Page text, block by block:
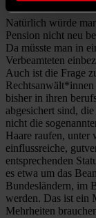
Natürlich würde
Pension nicht neu
Da müsste man in
Verbeamteten
Auch ist die Frage
bisher in ihren
abgesichert sind,
nicht die
Haare raufen, unter
einflussreiche,
entsprechenden
es etwa um das
Bundesländern, im
werden. Das ist ein
Mehrheiten